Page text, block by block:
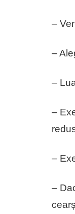
–
–
–
–
–
–